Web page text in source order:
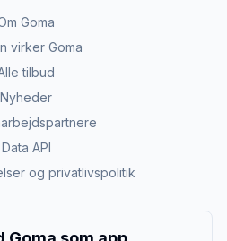
Goma
virker Goma
tilbud
Nyheder
Data API
og privatlivspolitik